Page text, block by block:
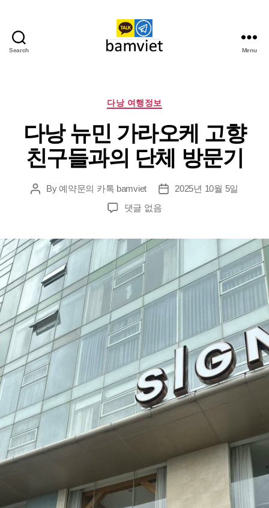
Search
라
케
황
제
어
Menu
Categories
다낭 여행정보
다낭 뉴민 가라오케 고향
친구들과의 단체 방문기
PostBy 예약문의 카톡 bamviet
Post2025년 10월 5일
다
민
가
라
오
케
고
향
친
들
과
의
단
체
에
댓글 없음